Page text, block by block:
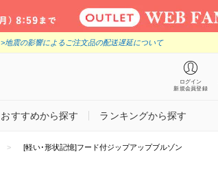
>地震の影響によるご注文品の配送遅延について
ログイン
新規会員登録
おすすめから探す ランキングから探す
[軽い･形状記憶]フード付ジップアップブルゾン